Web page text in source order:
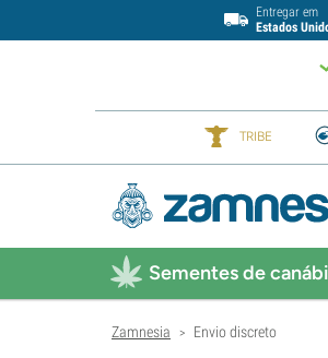
Entregar em
Estados
TRIBE
Sementes de
Zamnesia > Envio discreto